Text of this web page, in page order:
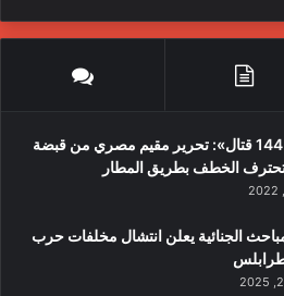
«اللواء 144 قتال»: تحرير مقيم مصري من قبضة
الخطف بطريق المطار
الجنائية يعلن انتشال مخلفات حرب
طرابلس